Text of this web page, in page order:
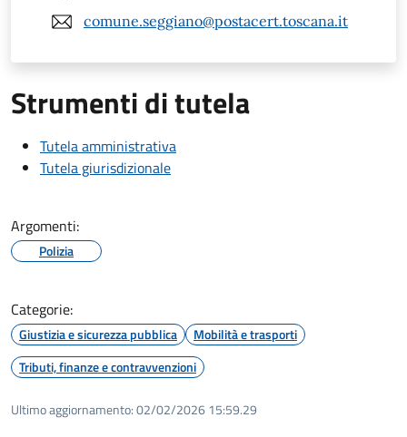
comune.seggiano@postacert.toscana.it
Strumenti di tutela
Tutela amministrativa
Tutela giurisdizionale
Argomenti:
Polizia
Categorie:
Giustizia e sicurezza pubblica
Mobilità e trasporti
Tributi, finanze e contravvenzioni
Ultimo aggiornamento:02/02/2026 15:59.29